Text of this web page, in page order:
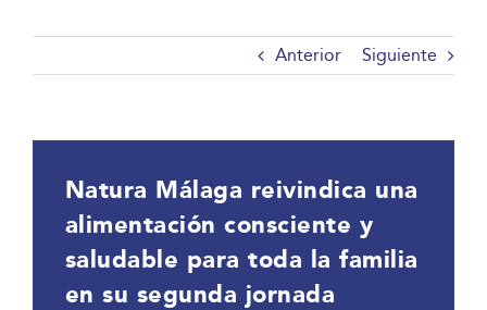
Anterior Siguiente
Natura Málaga reivindica una
alimentación consciente y
saludable para toda la familia
en su segunda jornada